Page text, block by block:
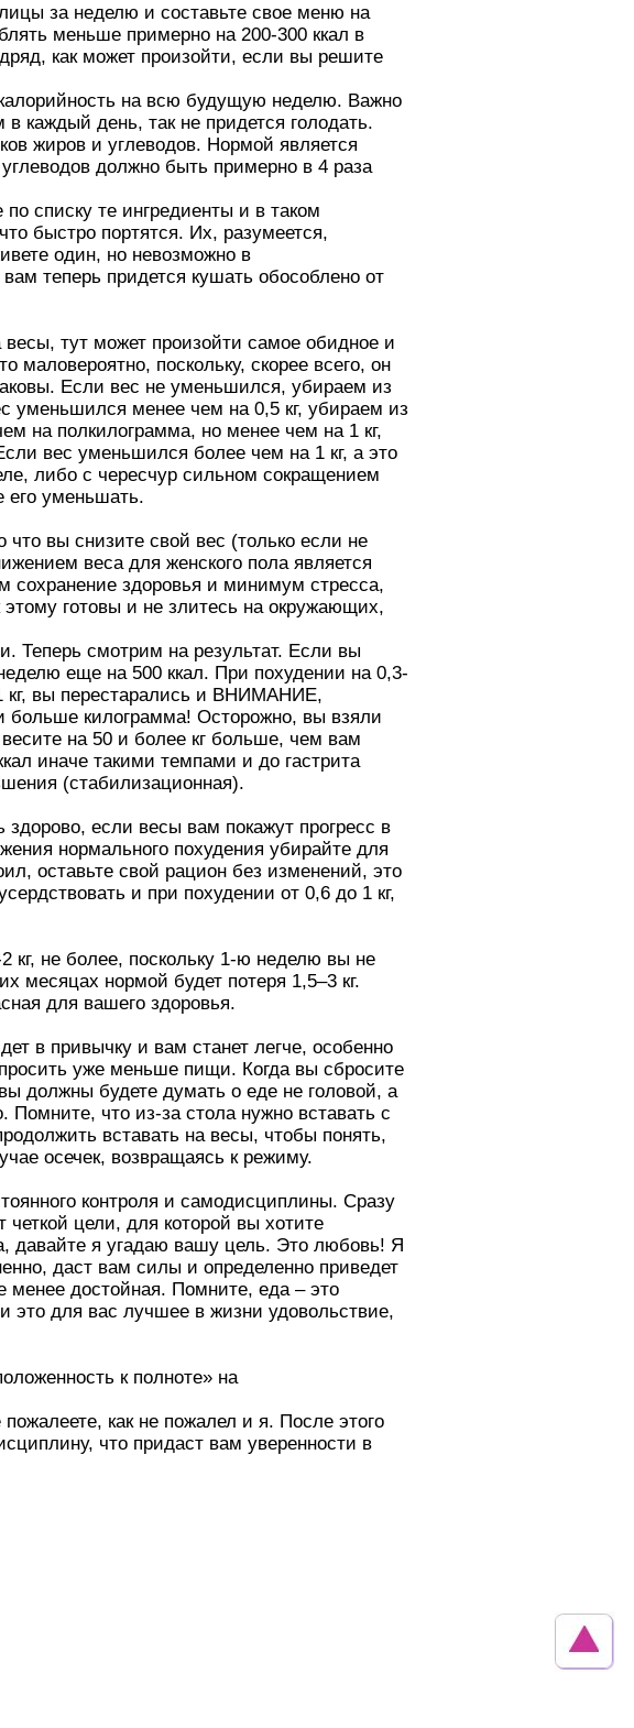
за неделю и составьте свое меню на
меньше примерно на 200-300 ккал в
как может произойти, если вы решите
на всю будущую неделю. Важно
каждый день, так не придется голодать.
жиров и углеводов. Нормой является
должно быть примерно в 4 раза
списку те ингредиенты и в таком
быстро портятся. Их, разумеется,
один, но невозможно в
теперь придется кушать обособлено от
тут может произойти самое обидное и
поскольку, скорее всего, он
Если вес не уменьшился, убираем из
уменьшился менее чем на 0,5 кг, убираем из
на полкилограмма, но менее чем на 1 кг,
вес уменьшился более чем на 1 кг, а это
либо с чересчур сильном сокращением
его уменьшать.
вы снизите свой вес (только если не
веса для женского пола является
сохранение здоровья и минимум стресса,
этому готовы и не злитесь на окружающих,
Теперь смотрим на результат. Если вы
еще на 500 ккал. При похудении на 0,3-
кг, вы перестарались и ВНИМАНИЕ,
больше килограмма! Осторожно, вы взяли
на 50 и более кг больше, чем вам
иначе такими темпами и до гастрита
(стабилизационная).
если весы вам покажут прогресс в
нормального похудения убирайте для
оставьте свой рацион без изменений, это
и при похудении от 0,6 до 1 кг,
кг, не более, поскольку 1-ю неделю вы не
нормой будет потеря 1,5–3 кг.
для вашего здоровья.
в привычку и вам станет легче, особенно
уже меньше пищи. Когда вы сбросите
должны будете думать о еде не головой, а
Помните, что из-за стола нужно вставать с
вставать на весы, чтобы понять,
осечек, возвращаясь к режиму.
контроля и самодисциплины. Сразу
цели, для которой вы хотите
давайте я угадаю вашу цель. Это любовь! Я
даст вам силы и определенно приведет
менее достойная. Помните, еда – это
это для вас лучшее в жизни удовольствие,
к полноте» на
как не пожалел и я. После этого
что придаст вам уверенности в